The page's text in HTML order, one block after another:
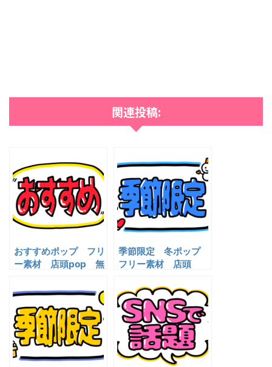
関連投稿:
おすすめポップ フリ
ー素材 店頭pop 無
季節限定 冬ポップ
フリー素材 店頭